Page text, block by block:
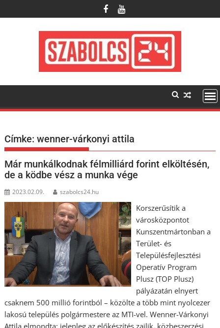
to
Címke:wenner-várkonyi attila
Már munkálkodnak félmilliárd forint elköltésén,
de a ködbe vész a munka vége
2023.02.09. szabolcs24.hu
Korszerűsítik a
városközpontot
Kunszentmártonban a
Terület- és
Településfejlesztési
Operatív Program
Plusz (TOP Plusz)
pályázatán elnyert
csaknem 500 millió forintból – közölte a több mint nyolcezer
lakosú település polgármestere az MTI-vel. Wenner-Várkonyi
Attila elmondta: jelenleg az előkészítés zajlik, közbeszerzési